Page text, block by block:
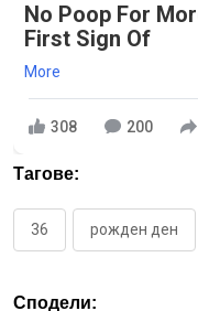
No Poop For
First Sign Of
More
308 200
Тагове:
36 рожден ден
Сподели: